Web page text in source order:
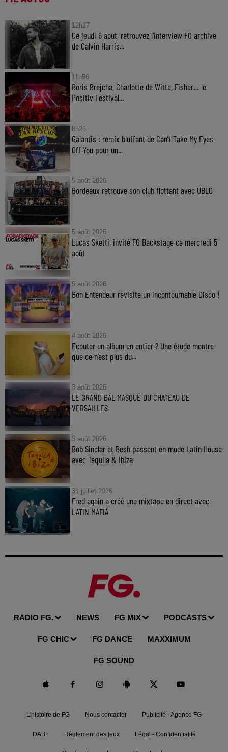
12h17
Ce jeudi 6 aout, retrouvez l'interview FG archive
de Calvin Harris...
11h56
Boris Brejcha, Charlotte de Witte, Fisher… le
Positiv Festival...
8h26
Galantis : remix bluffant de Can’t Take My Eyes
Off You pour un...
5 août 2026
Bordeaux retrouve son club flottant avec UBLO
5 août 2026
Lucas Sketti, invité FG Backstage ce mercredi 5
août
5 août 2026
Bon Entendeur revisite un incontournable Disco !
4 août 2026
Ecouter un album en entier ? Une étude montre
que ce n’est plus du...
3 août 2026
LE GRAND BAL MASQUÉ DU CHATEAU DE
VERSAILLES
3 août 2026
Bob Sinclar et Besh passent en mode Latin House
avec Tequila & Ibiza
31 juillet 2026
Fred again a créé une mixtape en direct avec
LATIN MAFIA
RADIO FG. NEWS FG MIX PODCASTS
FG CHIC FG DANCE MAXXIMUM
FG SOUND
L'histoire de FG Nous contacter Publicité - Agence FG
DAB+ Règlement des jeux Légal - Confidentialité